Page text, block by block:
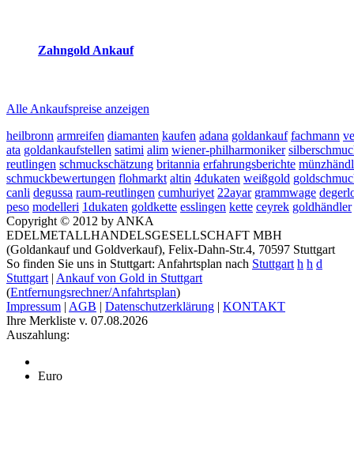
Zahngold Ankauf
Alle Ankaufspreise anzeigen
heilbronn armreifen diamanten kaufen adana goldankauf fachmann
ata goldankaufstellen satimi alim wiener-philharmoniker
reutlingen schmuckschätzung britannia erfahrungsberichte
schmuckbewertungen flohmarkt altin 4dukaten weißgold
canli degussa raum-reutlingen cumhuriyet 22ayar grammwage
peso modelleri 1dukaten goldkette esslingen kette ceyrek goldhändler
Copyright © 2012 by ANKA
EDELMETALLHANDELSGESELLSCHAFT MBH
(Goldankauf und Goldverkauf), Felix-Dahn-Str.4, 70597 Stuttgart
So finden Sie uns in Stuttgart: Anfahrtsplan nach Stuttgart h h d
Stuttgart | Ankauf von Gold in Stuttgart
(Entfernungsrechner/Anfahrtsplan)
Impressum | AGB | Datenschutzerklärung | KONTAKT
Ihre Merkliste v. 07.08.2026
Auszahlung:
Euro